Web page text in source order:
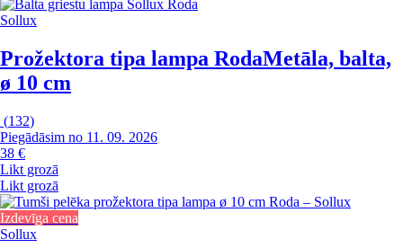
Sollux
Prožektora tipa lampa RodaMetāla, balta,
ø 10 cm
(132)
Piegādāsim no 11. 09. 2026
38 €
Likt grozā
Likt grozā
Izdevīga cena
Sollux